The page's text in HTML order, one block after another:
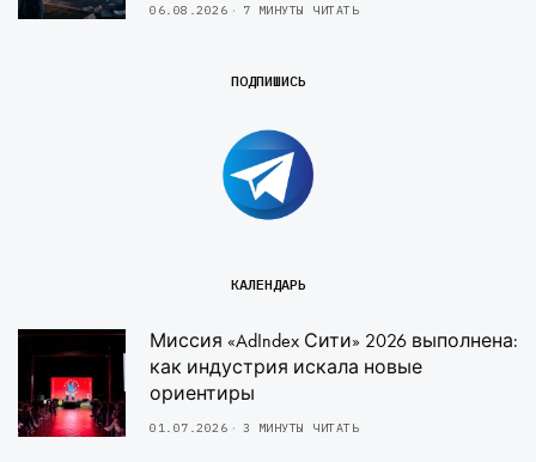
06.08.2026 7 МИНУТЫ ЧИТАТЬ
ПОДПИШИСЬ
КАЛЕНДАРЬ
Миссия «AdIndex Сити» 2026 выполнена:
как индустрия искала новые
ориентиры
01.07.2026 3 МИНУТЫ ЧИТАТЬ